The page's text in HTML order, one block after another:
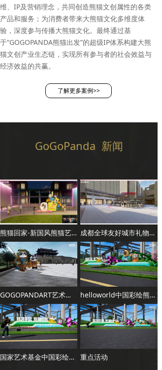
维、IP及营销理念，共同创造熊猫文创属性的各类
产品和服务；为消费者带来大熊猫文化多维度体
验，深度参与传播大熊猫文化。最终通过基
于“GOGOPANDA熊猫出发”的超级IP体系构建大熊
猫文创产业生态链，实现所有参与者的社会效益与
经济效益的共赢。
了解更多案例>>
GoGoPanda 新闻
熊猫回家-新国风熊猫艺术巡展 成都全球友好城市礼物计划
GOGOPANDART艺术熊猫全球巡游 helloworld中国彩绘熊猫全球展
国家艺术基金中国彩绘熊猫全球展 重点活动